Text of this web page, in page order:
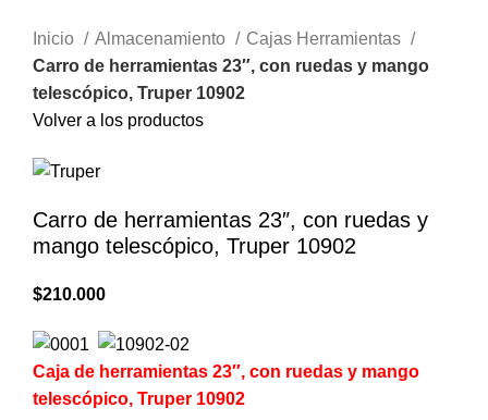
Inicio Almacenamiento
Cajas Herramientas
Carro de herramientas 23″, con ruedas y mango
telescópico, Truper 10902
Volver a los productos
Carro de herramientas 23″, con ruedas y
mango telescópico, Truper 10902
$210.000
Caja de herramientas 23″, con ruedas y mango
telescópico, Truper 10902